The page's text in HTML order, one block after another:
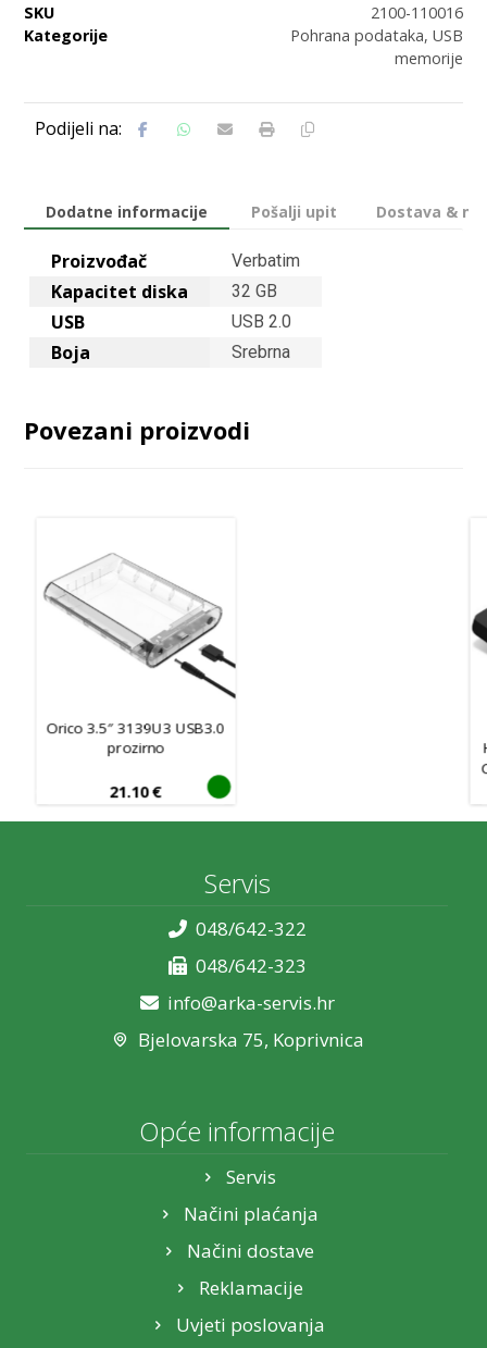
SKU
2100-110016
Kategorije
Pohrana podataka, USB
memorije
Dodatne informacije Pošalji upit Dostava &
Proizvođač Verbatim
Kapacitet diska 32 GB
USB USB 2.0
Boja Srebrna
Povezani proizvodi
Orico 3.5″ 3139U3 USB3.0
prozirno
21.10€
Servis
048/642-322
048/642-323
info@arka-servis.hr
Bjelovarska 75, Koprivnica
Opće informacije
Servis
Načini plaćanja
Načini dostave
Reklamacije
Uvjeti poslovanja